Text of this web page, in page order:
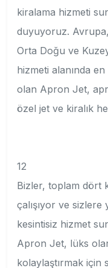
kiralama hizmeti
duyuyoruz.
Orta Doğu ve
hizmeti alanında
olan Apron Jet,
özel jet ve kiralık
12
Bizler, toplam dört
çalışıyor ve
kesintisiz hizmet
Apron Jet, lüks
kolaylaştırmak için